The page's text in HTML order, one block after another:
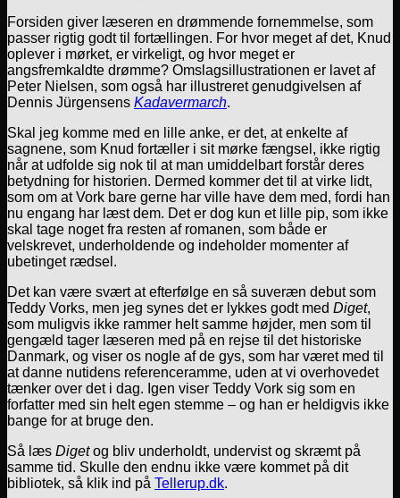
Forsiden giver læseren en drømmende fornemmelse, som
passer rigtig godt til fortællingen. For hvor meget af det, Knud
oplever i mørket, er virkeligt, og hvor meget er
angsfremkaldte drømme? Omslagsillustrationen er lavet af
Peter Nielsen, som også har illustreret genudgivelsen af
Dennis Jürgensens Kadavermarch.
Skal jeg komme med en lille anke, er det, at enkelte af
sagnene, som Knud fortæller i sit mørke fængsel, ikke rigtig
når at udfolde sig nok til at man umiddelbart forstår deres
betydning for historien. Dermed kommer det til at virke lidt,
som om at Vork bare gerne har ville have dem med, fordi han
nu engang har læst dem. Det er dog kun et lille pip, som ikke
skal tage noget fra resten af romanen, som både er
velskrevet, underholdende og indeholder momenter af
ubetinget rædsel.
Det kan være svært at efterfølge en så suveræn debut som
Teddy Vorks, men jeg synes det er lykkes godt med Diget,
som muligvis ikke rammer helt samme højder, men som til
gengæld tager læseren med på en rejse til det historiske
Danmark, og viser os nogle af de gys, som har været med til
at danne nutidens referenceramme, uden at vi overhovedet
tænker over det i dag. Igen viser Teddy Vork sig som en
forfatter med sin helt egen stemme – og han er heldigvis ikke
bange for at bruge den.
Så læs Digetog bliv underholdt, undervist og skræmt på
samme tid. Skulle den endnu ikke være kommet på dit
bibliotek, så klik ind på Tellerup.dk.